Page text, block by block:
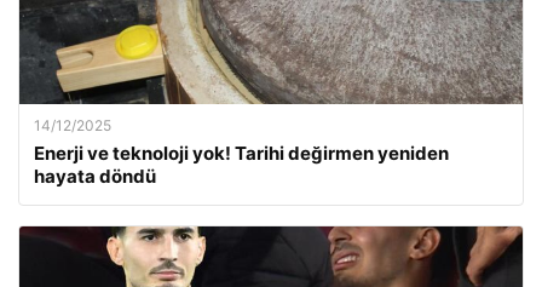
14/12/2025
Enerji ve teknoloji yok! Tarihi değirmen yeniden
hayata döndü